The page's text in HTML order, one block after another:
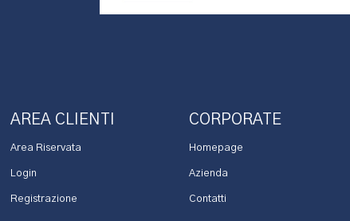
AREA CLIENTI
Area Riservata
Login
Registrazione
CORPORATE
Homepage
Azienda
Contatti